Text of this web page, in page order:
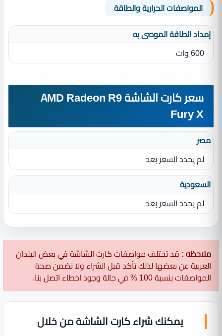
المواصفات الحرارية والطاقة
إمداد الطاقة الموصى به
600 وات
سعر كارت الشاشة AMD Radeon R9
Fury X
مصر
لم يحدد السعر بعد
السعودية
لم يحدد السعر بعد
ملاحظه : قد تختلف مواصفات كارت الشاشة في بعض البلدان
العربية عن بعضها لذلك تأكد قبل الشراء ولا نضمن صحة
المواصفات بنسبة 100 % في حالة وجود اخطاء اتصل بنا.
يمكنك شراء كارت الشاشة من خلال